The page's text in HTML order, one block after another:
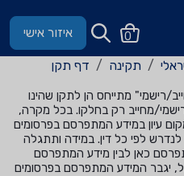
0 איזור אישי
תקינה דף תקן
רישמי" מתייחס הן לתקן שהינו
מחייב רק בחלקו. בכל מקרה,
עיון במידע המתפרסם בפרסומים
לפי כל דין. במידה ותתגלה
כאן לבין מידע המתפרסם
יגבר המידע המתפרסם בפרסומים